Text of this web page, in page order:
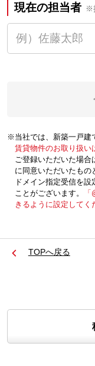
現在の担当者 ※
※当社では、新築一戸建
賃貸物件のお取り扱い
ご登録いただいた場合
に同意いただいたもの
ドメイン指定受信を
ことがございます。
きるように設定してく
TOPへ戻る